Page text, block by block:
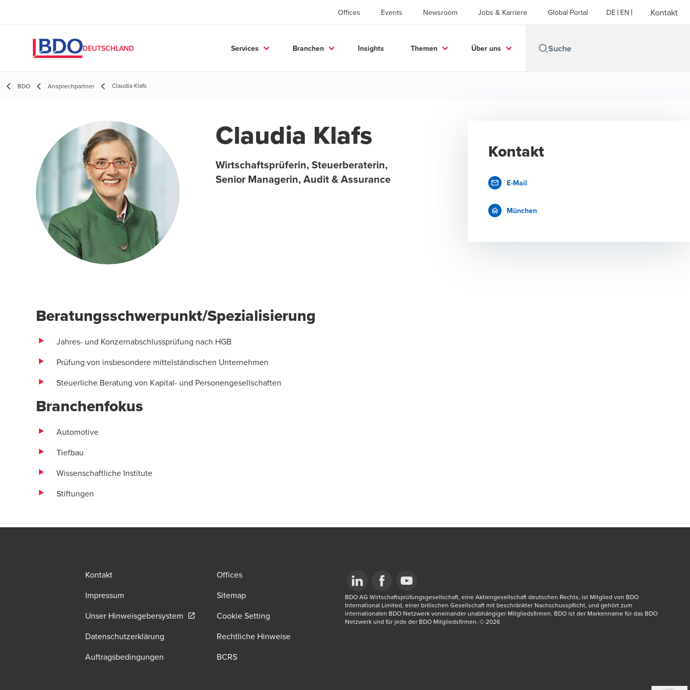
Offices Events Newsroom Jobs & Karriere Global Portal DE EN Kontakt
DEUTSCHLAND Services Branchen Insights Themen Über uns
BDO Ansprechpartner Claudia Klafs
Claudia Klafs
Wirtschaftsprüferin, Steuerberaterin,
Senior Managerin, Audit & Assurance
Beratungsschwerpunkt/Spezialisierung
Jahres- und Konzernabschlussprüfung nach HGB
Prüfung von insbesondere mittelständischen Unternehmen
Steuerliche Beratung von Kapital- und Personengesellschaften
Branchenfokus
Automotive
Tiefbau
Wissenschaftliche Institute
Stiftungen
Kontakt
E-Mail
München
Kontakt
Offices
Impressum
Sitemap
Unser Hinweisgebersystem Opens in a new window/tab
Cookie Setting
Datenschutzerklärung
Rechtliche Hinweise
Auftragsbedingungen
BCRS
Opens in a new window/tab
Opens in a new window/tab
Opens in a new window/tab
BDO AG Wirtschaftsprüfungsgesellschaft, eine Aktiengesellschaft deutschen Rechts, ist Mitglied von BDO
International Limited, einer britischen Gesellschaft mit beschränkter Nachschusspflicht, und gehört zum
internationalen BDO Netzwerk voneinander unabhängiger Mitgliedsfirmen. BDO ist der Markenname für das BDO
Netzwerk und für jede der BDO Mitgliedsfirmen.​ © 2026